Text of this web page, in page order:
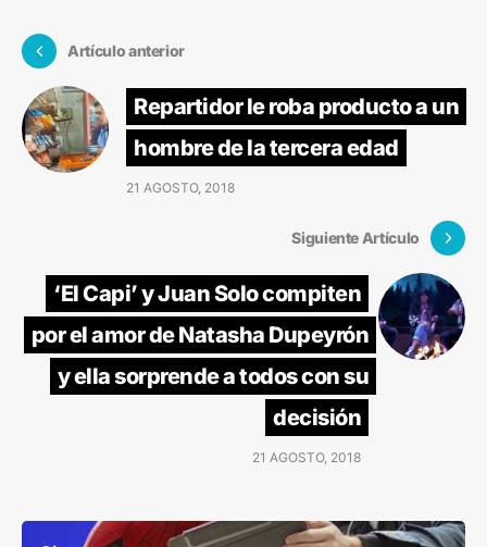
Artículo anterior
Repartidor le roba producto a un
hombre de la tercera edad
21 AGOSTO, 2018
Siguiente Artículo
‘El Capi’ y Juan Solo compiten
por el amor de Natasha Dupeyrón
y ella sorprende a todos con su
decisión
21 AGOSTO, 2018